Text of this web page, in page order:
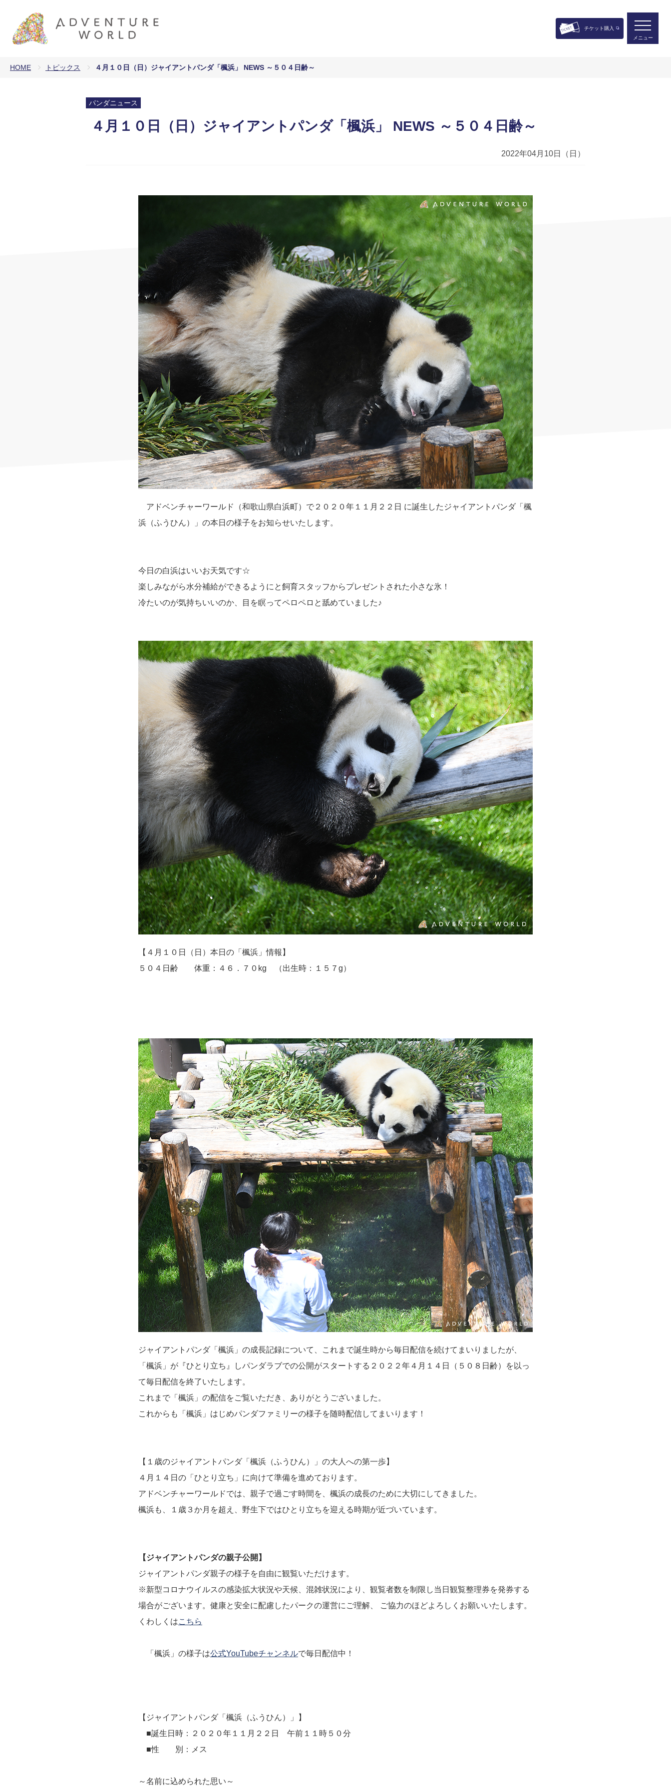
チケット購入
メニュー
HOME トピックス ４月１０日（日）ジャイアントパンダ「楓浜」 NEWS ～５０４日齢～
パンダニュース
４月１０日（日）ジャイアントパンダ「楓浜」 NEWS ～５０４日齢～
2022年04月10日（日）
アドベンチャーワールド（和歌山県白浜町）で２０２０年１１月２２日 に誕生したジャイアントパンダ「楓
浜（ふうひん）」の本日の様子をお知らせいたします。
今日の白浜はいいお天気です☆
楽しみながら水分補給ができるようにと飼育スタッフからプレゼントされた小さな氷！
冷たいのが気持ちいいのか、目を瞑ってペロペロと舐めていました♪
【４月１０日（日）本日の「楓浜」情報】
５０４日齢 体重：４６．７０kg （出生時：１５７g）
ジャイアントパンダ「楓浜」の成長記録について、これまで誕生時から毎日配信を続けてまいりましたが、
「楓浜」が『ひとり立ち』しパンダラブでの公開がスタートする２０２２年４月１４日（５０８日齢）を以っ
て毎日配信を終了いたします。
これまで「楓浜」の配信をご覧いただき、ありがとうございました。
これからも「楓浜」はじめパンダファミリーの様子を随時配信してまいります！
【１歳のジャイアントパンダ「楓浜（ふうひん）」の大人への第一歩】
４月１４日の「ひとり立ち」に向けて準備を進めております。
アドベンチャーワールドでは、親子で過ごす時間を、楓浜の成長のために大切にしてきました。
楓浜も、１歳３か月を超え、野生下ではひとり立ちを迎える時期が近づいています。
【ジャイアントパンダの親子公開】
ジャイアントパンダ親子の様子を自由に観覧いただけます。
※新型コロナウイルスの感染拡大状況や天候、混雑状況により、観覧者数を制限し当日観覧整理券を発券する
場合がございます。健康と安全に配慮したパークの運営にご理解、 ご協力のほどよろしくお願いいたします。
くわしくはこちら
「楓浜」の様子は公式YouTubeチャンネルで毎日配信中！
【ジャイアントパンダ「楓浜（ふうひん）」】
■誕生日時：２０２０年１１月２２日 午前１１時５０分
■性 別：メス
～名前に込められた思い～